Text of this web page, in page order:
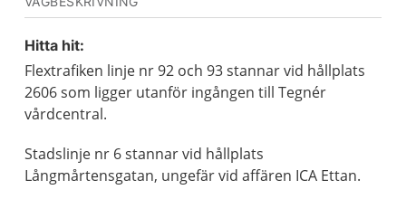
Hitta hit:
Flextrafiken linje nr 92 och 93 stannar vid hållplats
2606 som ligger utanför ingången till Tegnér
vårdcentral.
Stadslinje nr 6 stannar vid hållplats
Långmårtensgatan, ungefär vid affären ICA Ettan.